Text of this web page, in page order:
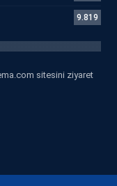
9.819
sitesini ziyaret